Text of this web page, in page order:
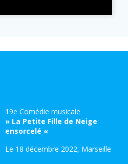
19e Comédie musicale
» La Petite Fille de Neige
ensorcelé «
Le 18 décembre 2022, Marseille